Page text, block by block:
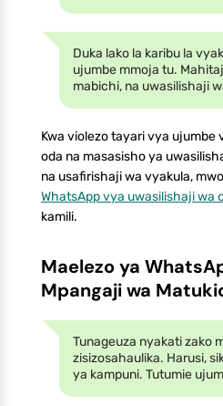
Duka lako la karibu la
ujumbe mmoja tu.
mabichi, na uwasilishaji
Kwa violezo tayari vya
oda na masasisho ya
na usafirishaji wa vyakula,
WhatsApp vya uwasilishaji wa
kamili.
Maelezo ya
Mpangaji wa
Tunageuza nyakati zako
zisizosahaulika. Harusi,
ya kampuni. Tutumie